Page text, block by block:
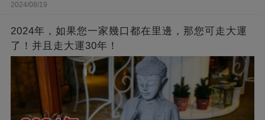
2024/08/19
2024年，如果您一家幾口都在里邊，那您可走大運
了！并且走大運30年！